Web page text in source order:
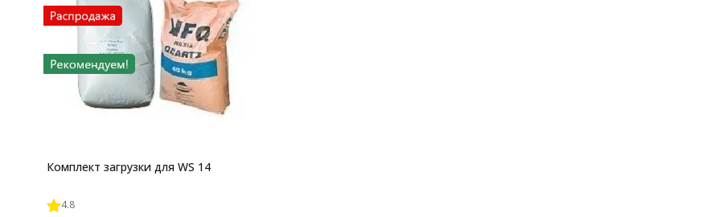
Комплект загрузки для WS 14
4.8